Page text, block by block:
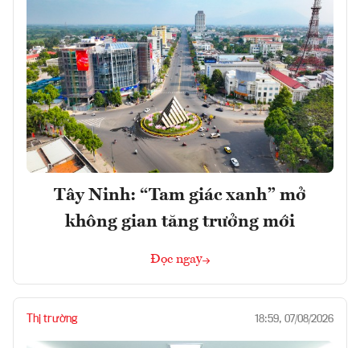
Tây Ninh: “Tam giác xanh” mở
không gian tăng trưởng mới
Đọc ngay
Thị trường 18:59, 07/08/2026